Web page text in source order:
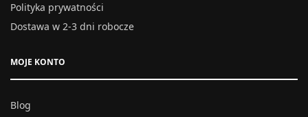
Polityka prywatności
Dostawa w 2-3 dni robocze
MOJE KONTO
Blog